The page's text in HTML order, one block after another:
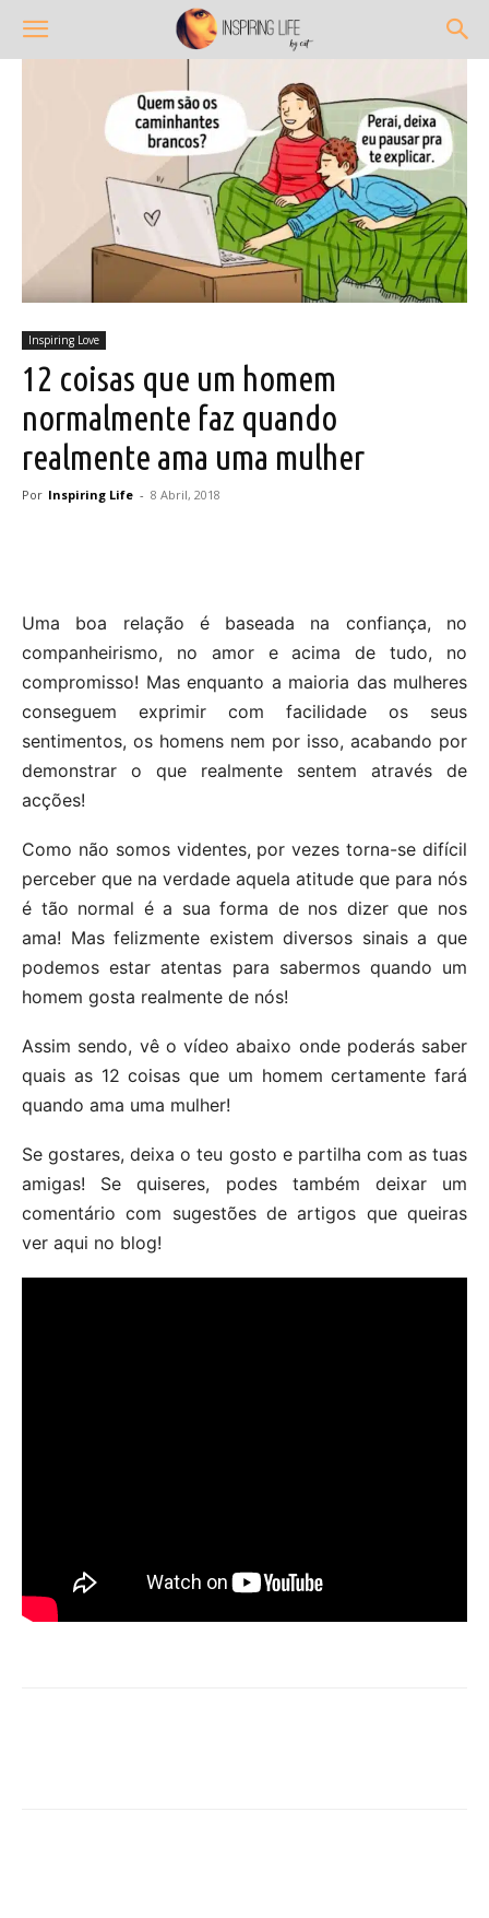
Inspiring Love
12 coisas que um homem
normalmente faz quando
realmente ama uma mulher
Por Inspiring Life - 8 Abril, 2018
Uma boa relação é baseada na confiança, no
companheirismo, no amor e acima de tudo, no
compromisso! Mas enquanto a maioria das mulheres
conseguem exprimir com facilidade os seus
sentimentos, os homens nem por isso, acabando por
demonstrar o que realmente sentem através de
acções!
Como não somos videntes, por vezes torna-se difícil
perceber que na verdade aquela atitude que para nós
é tão normal é a sua forma de nos dizer que nos
ama! Mas felizmente existem diversos sinais a que
podemos estar atentas para sabermos quando um
homem gosta realmente de nós!
Assim sendo, vê o vídeo abaixo onde poderás saber
quais as 12 coisas que um homem certamente fará
quando ama uma mulher!
Se gostares, deixa o teu gosto e partilha com as tuas
amigas! Se quiseres, podes também deixar um
comentário com sugestões de artigos que queiras
ver aqui no blog!